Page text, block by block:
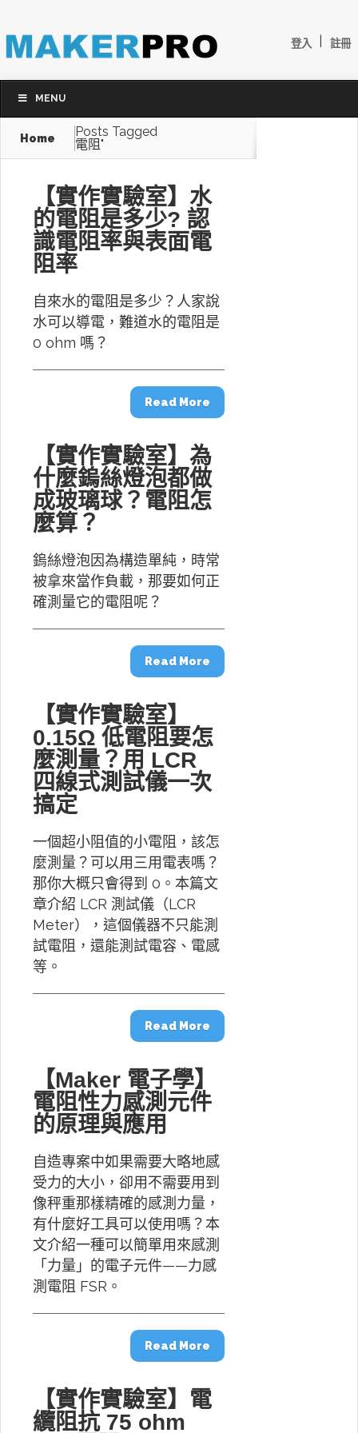
登入 註冊
MENU
Home
Posts Tagged
電阻"
【實作實驗室】水
的電阻是多少? 認
識電阻率與表面電
阻率
自來水的電阻是多少？人家說
水可以導電，難道水的電阻是
0 ohm 嗎？
Read More
【實作實驗室】為
什麼鎢絲燈泡都做
成玻璃球？電阻怎
麼算？
鎢絲燈泡因為構造單純，時常
被拿來當作負載，那要如何正
確測量它的電阻呢？
Read More
【實作實驗室】
0.15Ω 低電阻要怎
麼測量？用 LCR
四線式測試儀一次
搞定
一個超小阻值的小電阻，該怎
麼測量？可以用三用電表嗎？
那你大概只會得到 0。本篇文
章介紹 LCR 測試儀（LCR
Meter），這個儀器不只能測
試電阻，還能測試電容、電感
等。
Read More
【Maker 電子學】
電阻性力感測元件
的原理與應用
自造專案中如果需要大略地感
受力的大小，卻用不需要用到
像秤重那樣精確的感測力量，
有什麼好工具可以使用嗎？本
文介紹一種可以簡單用來感測
「力量」的電子元件——力感
測電阻 FSR。
Read More
【實作實驗室】電
纜阻抗 75 ohm